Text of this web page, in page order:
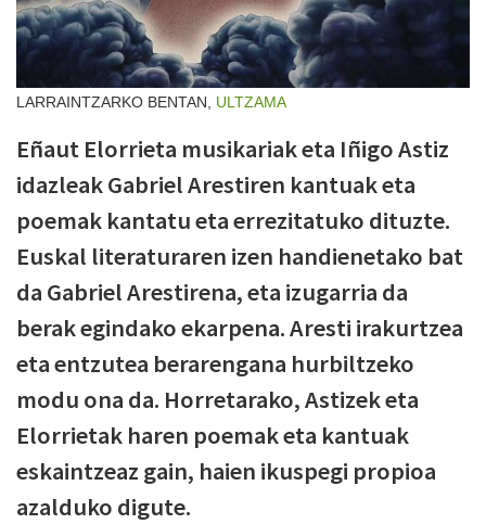
LARRAINTZARKO BENTAN, ULTZAMA
Eñaut Elorrieta musikariak eta Iñigo Astiz
idazleak Gabriel Arestiren kantuak eta
poemak kantatu eta errezitatuko dituzte.
Euskal literaturaren izen handienetako bat
da Gabriel Arestirena, eta izugarria da
berak egindako ekarpena. Aresti irakurtzea
eta entzutea berarengana hurbiltzeko
modu ona da. Horretarako, Astizek eta
Elorrietak haren poemak eta kantuak
eskaintzeaz gain, haien ikuspegi propioa
azalduko digute.